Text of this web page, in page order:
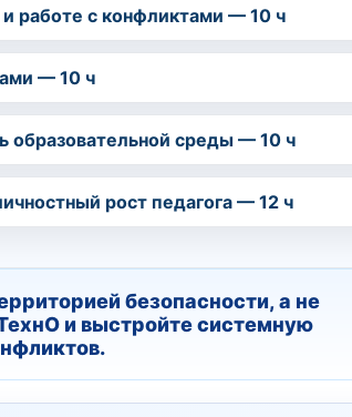
работе с конфликтами — 10 ч
— 10 ч
образовательной среды — 10 ч
рост педагога — 12 ч
безопасности, а не
и выстройте системную